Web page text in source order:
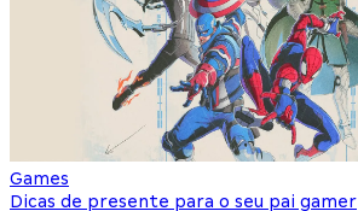
Games
Dicas de presente para o seu pai gamer